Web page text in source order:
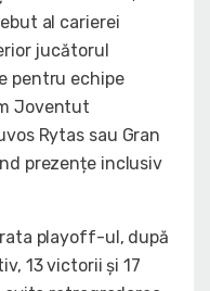
al carierei
jucătorul
pentru echipe
Joventut
Rytas sau Gran
prezențe inclusiv
playoff-ul, după
13 victorii și 17